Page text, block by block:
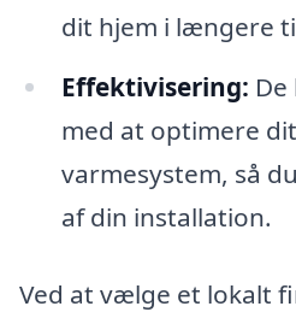
dit hjem i længere
Effektivisering:
med at optimere
varmesystem, så
af din installation.
Ved at vælge et lokalt